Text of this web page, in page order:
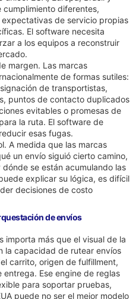
diferentes,
de servicio propias
El software necesita
a los equipos a reconstruir
margen. Las marcas
de formas sutiles:
de transportistas,
puntos de contacto duplicados
evitables o promesas de
la ruta. El software de
esas fugas.
A medida que las marcas
un envío siguió cierto camino,
se están acumulando las
explicar su lógica, es difícil
decisiones de costo
de envíos
importa más que el visual de la
la capacidad de rutear envíos
carrito, origen de fulfillment,
Ese engine de reglas
para soportar pruebas,
puede no ser el mejor modelo